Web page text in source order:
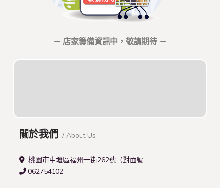
－ 店家籌備資訊中，敬請期待 －
關於我們 / About Us
桃園市中壢區福州一街262號（對面號
062754102